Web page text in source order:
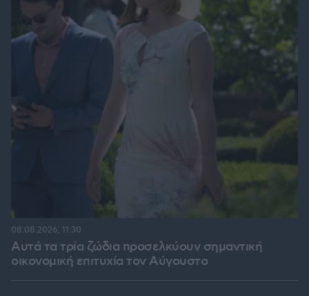
Αυτά τα τρία ζώδια προσελκύουν σημαντική
οικονομική επιτυχία τον Αύγουστο
08.08.2026, 11:30